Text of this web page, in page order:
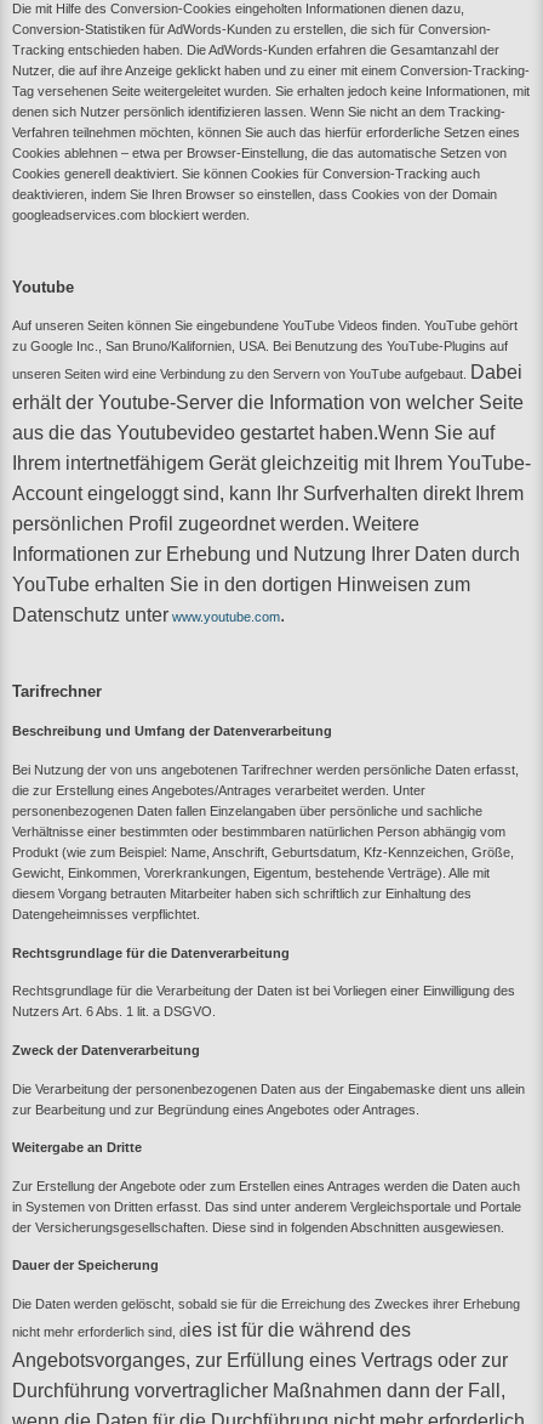
Die mit Hilfe des Conversion-Cookies eingeholten Informationen dienen dazu,
Conversion-Statistiken für AdWords-Kunden zu erstellen, die sich für Conversion-
Tracking entschieden haben. Die AdWords-Kunden erfahren die Gesamtanzahl der
Nutzer, die auf ihre Anzeige geklickt haben und zu einer mit einem Conversion-Tracking-
Tag versehenen Seite weitergeleitet wurden. Sie erhalten jedoch keine Informationen, mit
denen sich Nutzer persönlich identifizieren lassen. Wenn Sie nicht an dem Tracking-
Verfahren teilnehmen möchten, können Sie auch das hierfür erforderliche Setzen eines
Cookies ablehnen – etwa per Browser-Einstellung, die das automatische Setzen von
Cookies generell deaktiviert. Sie können Cookies für Conversion-Tracking auch
deaktivieren, indem Sie Ihren Browser so einstellen, dass Cookies von der Domain
googleadservices.com blockiert werden.
Youtube
Auf unseren Seiten können Sie eingebundene YouTube Videos finden. YouTube gehört
zu Google Inc., San Bruno/Kalifornien, USA. Bei Benutzung des YouTube-Plugins auf
unseren Seiten wird eine Verbindung zu den Servern von YouTube aufgebaut.
Dabei
erhält der Youtube-Server die Information von welcher Seite
aus die das Youtubevideo gestartet haben.Wenn Sie auf
Ihrem intertnetfähigem Gerät gleichzeitig mit Ihrem YouTube-
Account eingeloggt sind, kann Ihr Surfverhalten direkt Ihrem
persönlichen Profil zugeordnet werden. Weitere
Informationen zur Erhebung und Nutzung Ihrer Daten durch
YouTube erhalten Sie in den dortigen Hinweisen zum
Datenschutz unter www.youtube.com.
Tarifrechner
Beschreibung und Umfang der Datenverarbeitung
Bei Nutzung der von uns angebotenen Tarifrechner werden persönliche Daten erfasst,
die zur Erstellung eines Angebotes/Antrages verarbeitet werden. Unter
personenbezogenen Daten fallen Einzelangaben über persönliche und sachliche
Verhältnisse einer bestimmten oder bestimmbaren natürlichen Person abhängig vom
Produkt (wie zum Beispiel: Name, Anschrift, Geburtsdatum, Kfz-Kennzeichen, Größe,
Gewicht, Einkommen, Vorerkrankungen, Eigentum, bestehende Verträge). Alle mit
diesem Vorgang betrauten Mitarbeiter haben sich schriftlich zur Einhaltung des
Datengeheimnisses verpflichtet.
Rechtsgrundlage für die Datenverarbeitung
Rechtsgrundlage für die Verarbeitung der Daten ist bei Vorliegen einer Einwilligung des
Nutzers Art. 6 Abs. 1 lit. a DSGVO.
Zweck der Datenverarbeitung
Die Verarbeitung der personenbezogenen Daten aus der Eingabemaske dient uns allein
zur Bearbeitung und zur Begründung eines Angebotes oder Antrages.
Weitergabe an Dritte
Zur Erstellung der Angebote oder zum Erstellen eines Antrages werden die Daten auch
in Systemen von Dritten erfasst. Das sind unter anderem Vergleichsportale und Portale
der Versicherungsgesellschaften. Diese sind in folgenden Abschnitten ausgewiesen.
Dauer der Speicherung
Die Daten werden gelöscht, sobald sie für die Erreichung des Zweckes ihrer Erhebung
nicht mehr erforderlich sind, dies ist für die während des
Angebotsvorganges, zur Erfüllung eines Vertrags oder zur
Durchführung vorvertraglicher Maßnahmen dann der Fall,